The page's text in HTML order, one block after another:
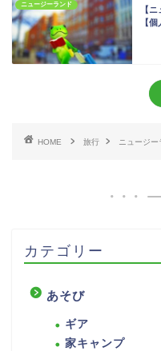
ニュージーランド
【
【個
HOME 旅行 ニュージー
カテゴリー
あそび
ギア
家キャンプ